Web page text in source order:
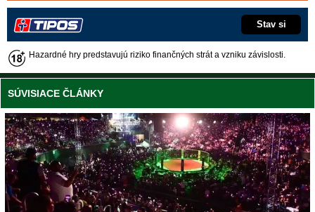
Stav si
Hazardné hry predstavujú riziko finančných strát a vzniku závislosti.
SÚVISIACE ČLÁNKY